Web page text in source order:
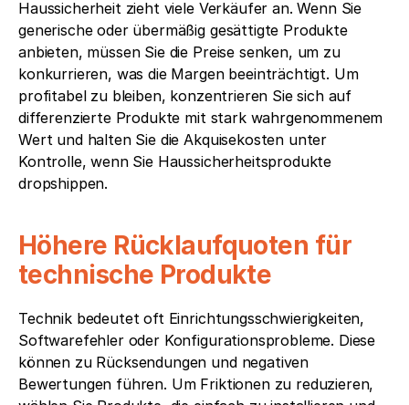
Haussicherheit zieht viele Verkäufer an. Wenn Sie
generische oder übermäßig gesättigte Produkte
anbieten, müssen Sie die Preise senken, um zu
konkurrieren, was die Margen beeinträchtigt. Um
profitabel zu bleiben, konzentrieren Sie sich auf
differenzierte Produkte mit stark wahrgenommenem
Wert und halten Sie die Akquisekosten unter
Kontrolle, wenn Sie Haussicherheitsprodukte
dropshippen.
Höhere Rücklaufquoten für
technische Produkte
Technik bedeutet oft Einrichtungsschwierigkeiten,
Softwarefehler oder Konfigurationsprobleme. Diese
können zu Rücksendungen und negativen
Bewertungen führen. Um Friktionen zu reduzieren,